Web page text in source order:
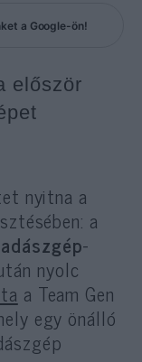
a Google-ön!
először
nyitna a
a
-
nyolc
a Team Gen
egy önálló